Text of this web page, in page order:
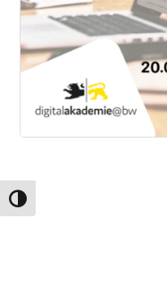
Umschalten auf hohe